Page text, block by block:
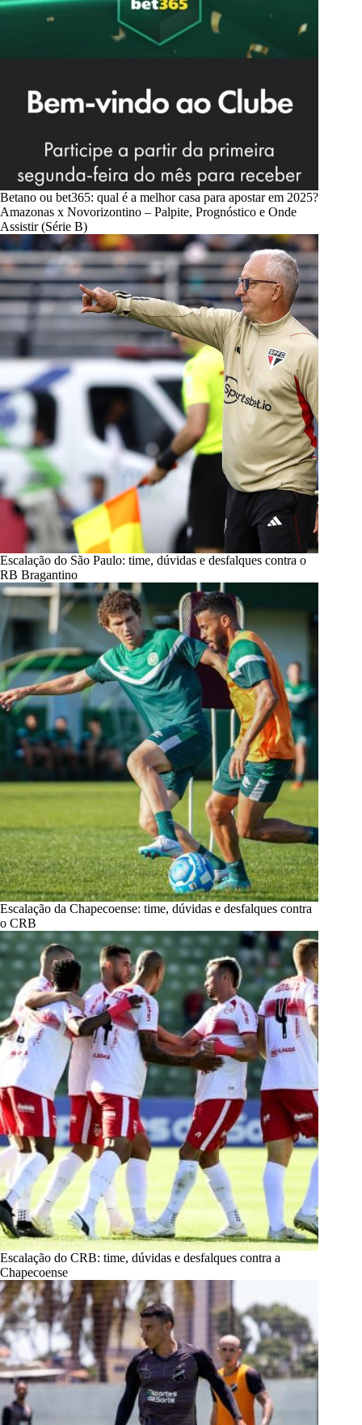
Betano ou bet365: qual é a melhor casa para apostar em 2025?
Amazonas x Novorizontino – Palpite, Prognóstico e Onde
Assistir (Série B)
Escalação do São Paulo: time, dúvidas e desfalques contra o
RB Bragantino
Escalação da Chapecoense: time, dúvidas e desfalques contra
o CRB
Escalação do CRB: time, dúvidas e desfalques contra a
Chapecoense